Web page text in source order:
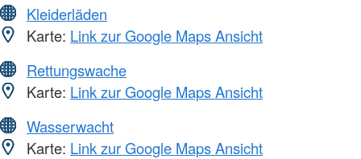
Kleiderläden
Karte: Link zur Google Maps Ansicht
Rettungswache
Karte: Link zur Google Maps Ansicht
Wasserwacht
Karte: Link zur Google Maps Ansicht